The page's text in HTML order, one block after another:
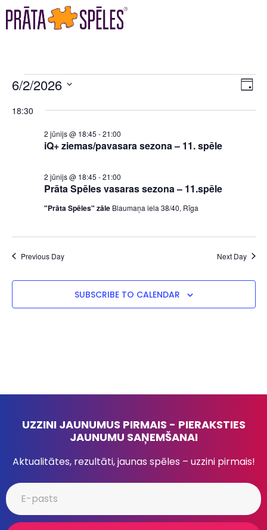
DAY
6/2/2026
date.
18:30
iQ+ ziemas/pavasara sezona – 11. spēle
2 jūnijs @ 18:45 -21:00
Prāta Spēles vasaras sezona – 11.spēle
2 jūnijs @ 18:45 -21:00
"Prāta Spēles" zāle Blaumaņa iela 38/40, Rīga
Previous Day Next Day
SUBSCRIBE TO CALENDAR
UZZINI JAUNUMUS PIRMAIS - PIERAKSTIES
JAUNUMU SAŅEMŠANAI
Aktualitātes, rezultāti, jaunas spēles – uzzini pirmais!